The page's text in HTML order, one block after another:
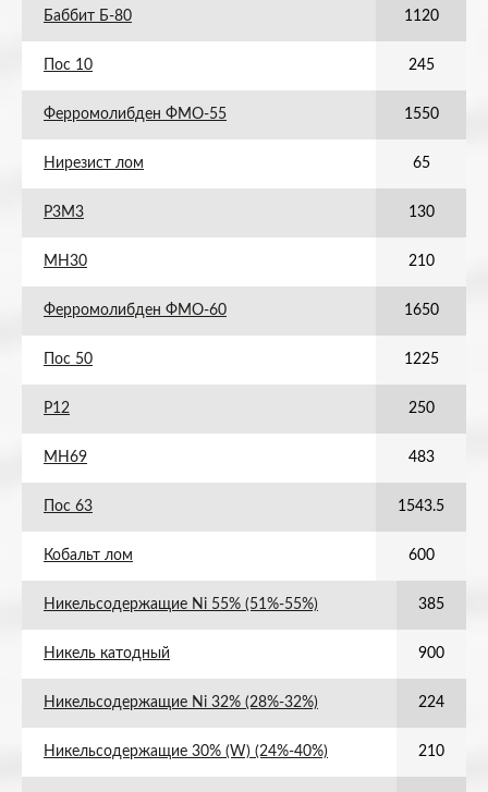
Баббит Б-80 1120
Пос 10 245
Ферромолибден ФМО-55 1550
Нирезист лом 65
Р3М3 130
МН30 210
Ферромолибден ФМО-60 1650
Пос 50 1225
Р12 250
МН69 483
Пос 63 1543.5
Кобальт лом 600
Никельсодержащие Ni 55% (51%-55%) 385
Никель катодный 900
Никельсодержащие Ni 32% (28%-32%) 224
Никельсодержащие 30% (W) (24%-40%) 210